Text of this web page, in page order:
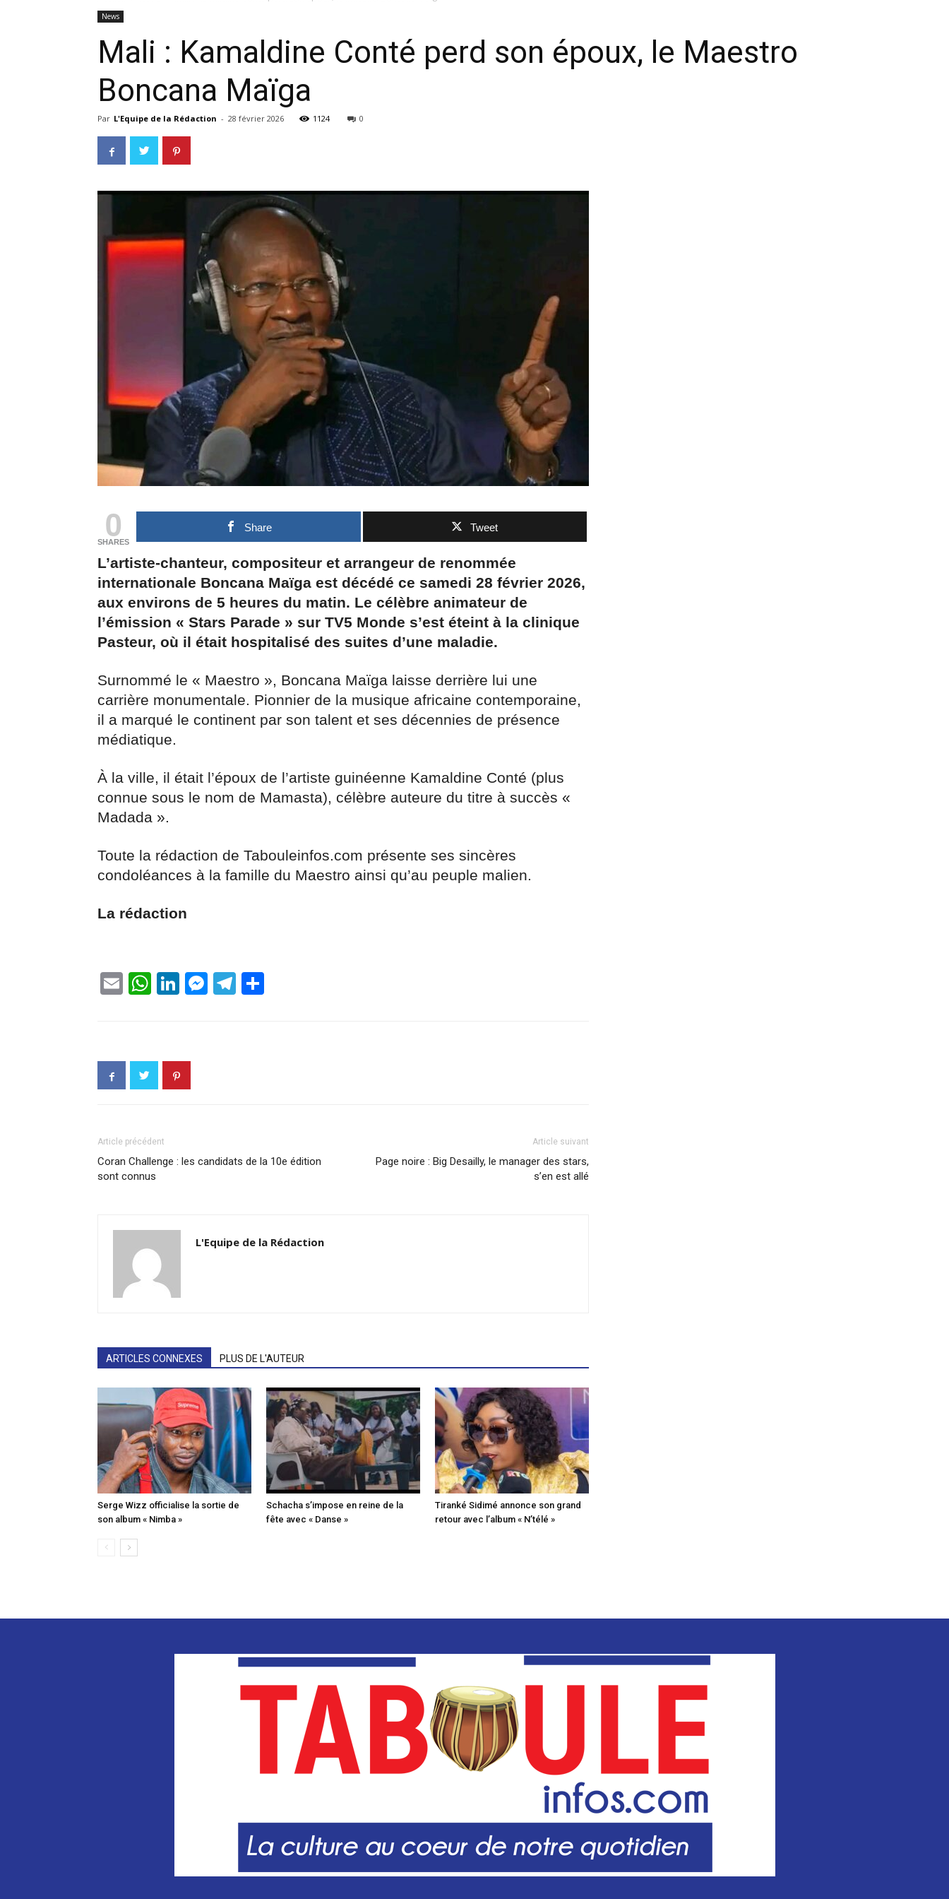
News
Mali : Kamaldine Conté perd son époux, le Maestro
Boncana Maïga
Par L'Equipe de la Rédaction - 28 février 2026 1124 0
0
SHARES
Share Tweet
L’artiste-chanteur, compositeur et arrangeur de renommée
internationale Boncana Maïga est décédé ce samedi 28 février 2026,
aux environs de 5 heures du matin. Le célèbre animateur de
l’émission « Stars Parade » sur TV5 Monde s’est éteint à la clinique
Pasteur, où il était hospitalisé des suites d’une maladie.
Surnommé le « Maestro », Boncana Maïga laisse derrière lui une
carrière monumentale. Pionnier de la musique africaine contemporaine,
il a marqué le continent par son talent et ses décennies de présence
médiatique.
À la ville, il était l’époux de l’artiste guinéenne Kamaldine Conté (plus
connue sous le nom de Mamasta), célèbre auteure du titre à succès «
Madada ».
Toute la rédaction de Tabouleinfos.com présente ses sincères
condoléances à la famille du Maestro ainsi qu’au peuple malien.
La rédaction
EmailWhatsApp
LinkedIn
Messenger
Telegram
Article précédent
Coran Challenge : les candidats de la 10e édition
sont connus
Article suivant
Page noire : Big Desailly, le manager des stars,
s’en est allé
L'Equipe de la Rédaction
ARTICLES CONNEXES PLUS DE L'AUTEUR
Serge Wizz officialise la sortie de
son album « Nimba »
Schacha s’impose en reine de la
fête avec « Danse »
Tiranké Sidimé annonce son grand
retour avec l’album « N’télé »